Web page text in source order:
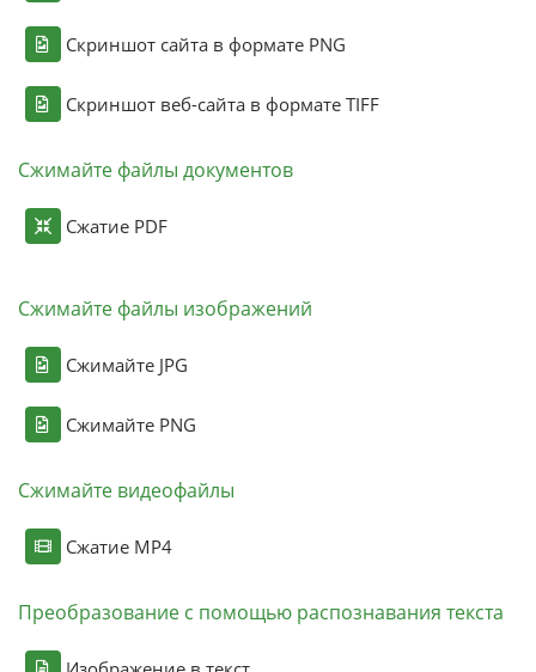
Скриншот сайта в формате PNG
Скриншот веб-сайта в формате TIFF
Сжимайте файлы документов
Сжатие PDF
Сжимайте файлы изображений
Сжимайте JPG
Сжимайте PNG
Сжимайте видеофайлы
Сжатие MP4
Преобразование с помощью распознавания текста